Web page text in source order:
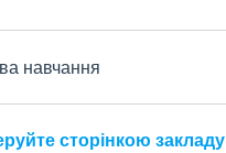
навчання
сторінкою закладу